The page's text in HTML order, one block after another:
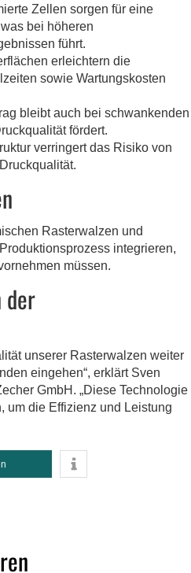
Zellen sorgen für eine
bei höheren
führt.
erleichtern die
sowie Wartungskosten
bleibt auch bei schwankenden
fördert.
verringert das Risiko von
Rasterwalzen und
integrieren,
müssen.
der
unserer Rasterwalzen weiter
eingehen“, erklärt Sven
GmbH. „Diese Technologie
um die Effizienz und Leistung